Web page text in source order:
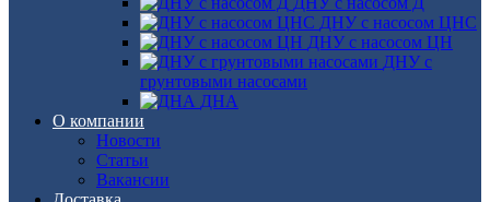
ДНУ с насосом ЦНС
ДНУ с насосом ЦН
ДНУ с
грунтовыми насосами
ДНА
О компании
Новости
Статьи
Вакансии